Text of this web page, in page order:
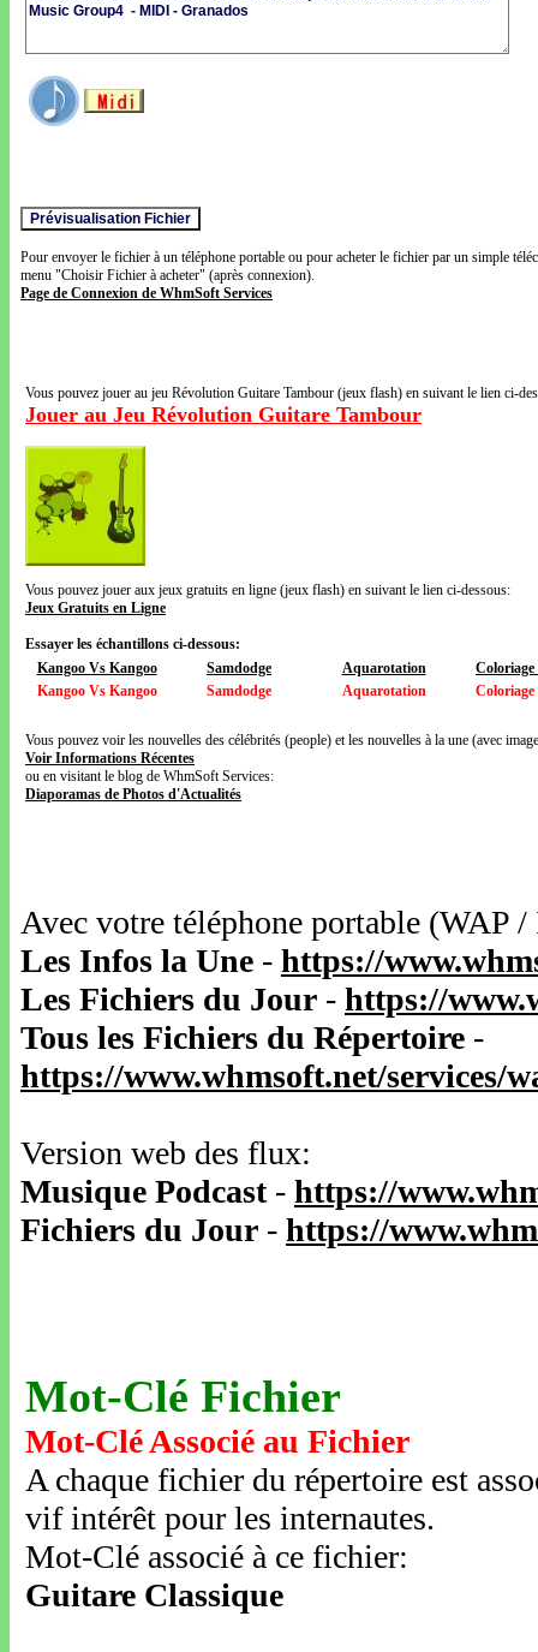
Pour envoyer le fichier à un téléphone portable ou pour acheter le fichier par un simple
menu "Choisir Fichier à acheter" (après connexion).
Page de Connexion de WhmSoft Services
Vous pouvez jouer au jeu Révolution Guitare Tambour (jeux flash) en suivant le lien ci-
Jouer au Jeu Révolution Guitare Tambour
Vous pouvez jouer aux jeux gratuits en ligne (jeux flash) en suivant le lien ci-dessous:
Jeux Gratuits en Ligne
Essayer les échantillons ci-dessous:
Kangoo Vs Kangoo
Samdodge Aquarotation
Kangoo Vs Kangoo
Samdodge Aquarotation
Vous pouvez voir les nouvelles des célébrités (people) et les nouvelles à la une (avec
Voir Informations Récentes
ou en visitant le blog de WhmSoft Services:
Diaporamas de Photos d'Actualités
Avec votre téléphone portable
Les Infos la Une - https://
Les Fichiers du Jour - https://
Tous les Fichiers du Répertoire -
https://www.whmsoft.net/services/
Version web des flux:
Musique Podcast- https://
Fichiers du Jour - https://
Mot-Clé Fichier
Mot-Clé Associé au Fichier
A chaque fichier du répertoire est
vif intérêt pour les internautes.
Mot-Clé associé à ce fichier:
Guitare Classique